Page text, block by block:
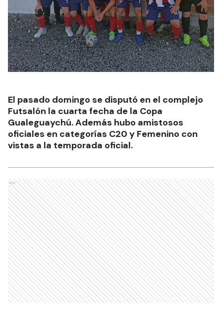
El pasado domingo se disputó en el complejo
Futsalón la cuarta fecha de la Copa
Gualeguaychú. Además hubo amistosos
oficiales en categorías C20 y Femenino con
vistas a la temporada oficial.
Ads